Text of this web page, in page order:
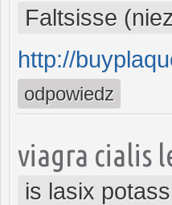
Faltsisse
http://
odpowiedz
viagra cialis
is lasix